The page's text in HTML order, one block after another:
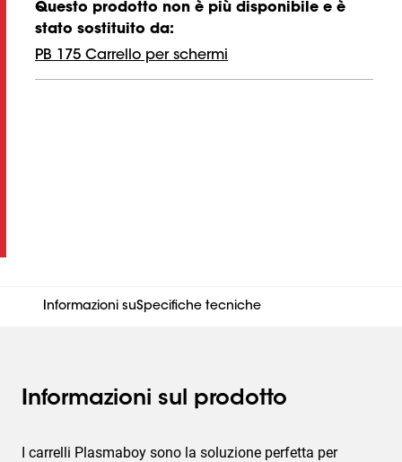
Questo prodotto non è più disponibile e è
stato sostituito da:
PB 175 Carrello per schermi
Informazioni suSpecifiche tecniche
Informazioni sul prodotto
I carrelli Plasmaboy sono la soluzione perfetta per